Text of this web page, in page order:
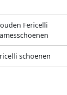
Fericelli
schoenen